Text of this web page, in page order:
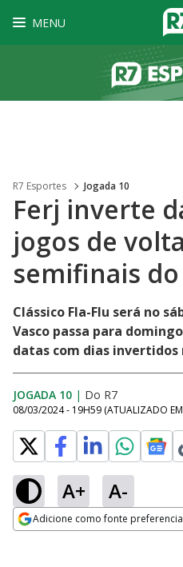
MENU
R7 Esportes Jogada 10
Ferj inverte
jogos de
semifinais
Clássico Fla-Flu será no
Vasco passa para
datas com dias invertidos
JOGADA 10 | Do R7
08/03/2024 - 19H59 (ATUALIZADO EM
A+ A-
Adicione como fonte